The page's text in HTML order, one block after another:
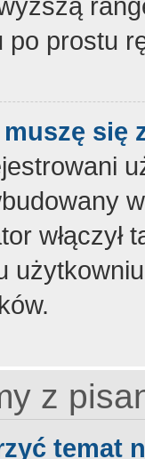
po prostu
muszę
z
temat